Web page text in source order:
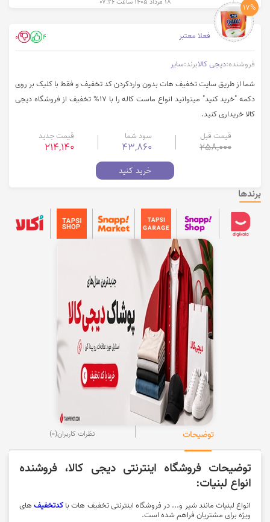
۱۸ مرداد ۱۴۰۵ ساعت ۰۷:۲۶
17%
فعلا معتبر 4
0
فروشنده:دیجی کالابرند:سایر
شما از طریق سایت تخفیف هات بدون واردکردن کد تخفیف و فقط با کلیک بر روی
دکمه "خرید کنید" میتوانید انواع ماست کاله را با 17% تخفیف از فروشگاه دیجی
کالا خریداری کنید.
قیمت قبل
258,000
سود شما
43,860
قیمت جدید
214,140
خرید کنید
برندها
توضیحات نظرات کاربران(0)
توضیحات فروشگاه اینترنتی دیجی کالا، فروشنده
انواع لبنیات:
انواع لبنیات مانند شیر و... در فروشگاه اینترنتی تخفیف هات باکدتخفیف های
ویژه برای مشتریان فراهم شده است.